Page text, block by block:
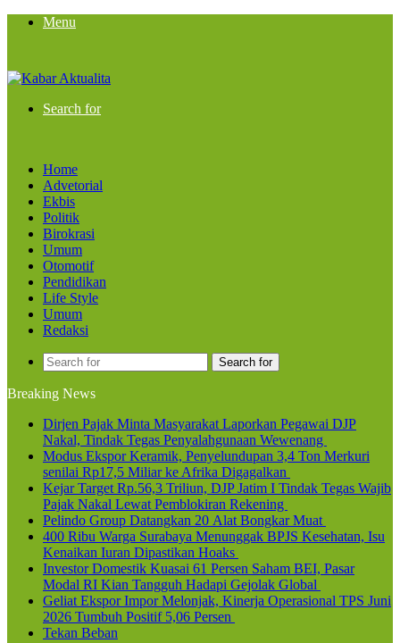
Menu
Search for
Home
Advetorial
Ekbis
Politik
Birokrasi
Umum
Otomotif
Pendidikan
Life Style
Umum
Redaksi
Search for
Breaking News
Dirjen Pajak Minta Masyarakat Laporkan Pegawai DJP
Nakal, Tindak Tegas Penyalahgunaan Wewenang
Modus Ekspor Keramik, Penyelundupan 3,4 Ton Merkuri
senilai Rp17,5 Miliar ke Afrika Digagalkan
Kejar Target Rp.56,3 Triliun, DJP Jatim I Tindak Tegas Wajib
Pajak Nakal Lewat Pemblokiran Rekening
Pelindo Group Datangkan 20 Alat Bongkar Muat
400 Ribu Warga Surabaya Menunggak BPJS Kesehatan, Isu
Kenaikan Iuran Dipastikan Hoaks
Investor Domestik Kuasai 61 Persen Saham BEI, Pasar
Modal RI Kian Tangguh Hadapi Gejolak Global
Geliat Ekspor Impor Melonjak, Kinerja Operasional TPS Juni
2026 Tumbuh Positif 5,06 Persen
Tekan Beban